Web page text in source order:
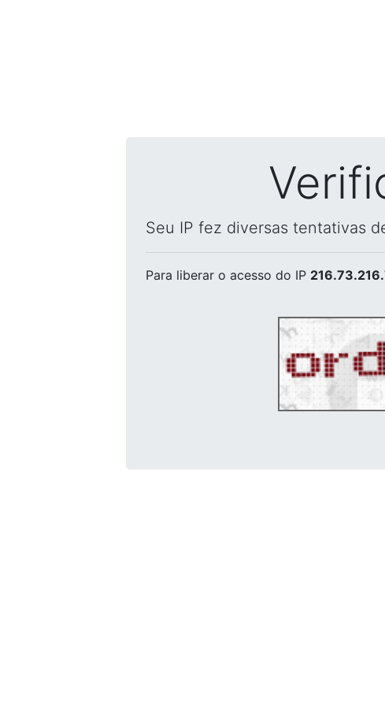
Seu IP fez diversas tentativas
Para liberar o acesso do IP